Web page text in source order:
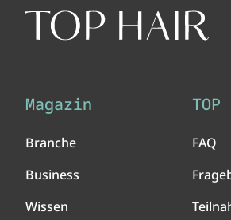
Magazin
Branche
Business
Wissen
FAQ